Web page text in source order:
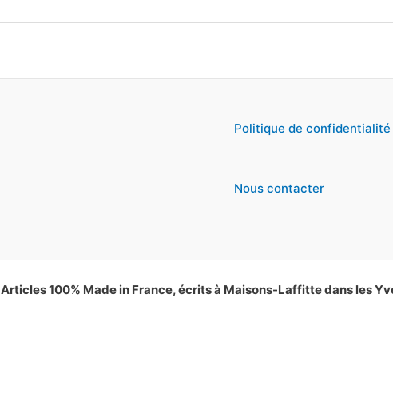
Politique de confidentialité
Nous contacter
Articles 100% Made in France, écrits à Maisons-Laffitte dans les